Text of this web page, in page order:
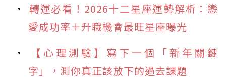
轉運必看！2026十二星座運勢解析：戀
愛成功率＋升職機會最旺星座曝光
【心理測驗】寫下一個「新年關鍵
字」，測你真正該放下的過去課題